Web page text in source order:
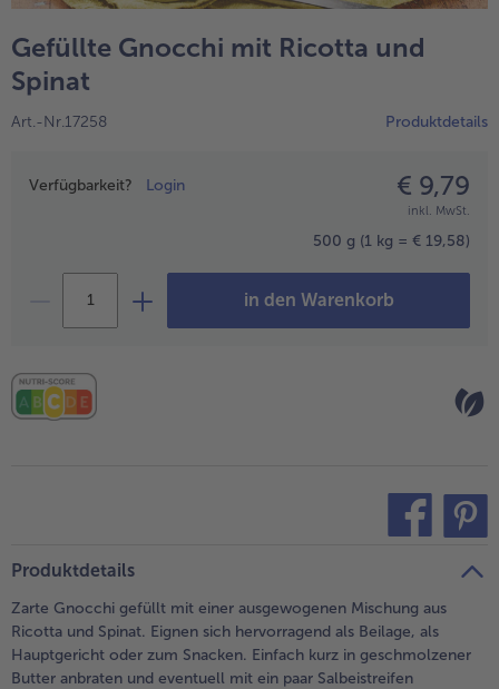
alle Obst
alle Confiserie & Feinkost
Wein & Spirituosen
Gefüllte Gnocchi mit Ricotta und
Spinat
Art.-Nr.17258 Produktdetails
Preisangabe
Verfügbarkeit? Login € 9,79
inkl. MwSt.
500 g (1 kg = € 19,58)
in den Warenkorb
Produktdetails
Zarte Gnocchi gefüllt mit einer ausgewogenen Mischung aus
Ricotta und Spinat. Eignen sich hervorragend als Beilage, als
Hauptgericht oder zum Snacken. Einfach kurz in geschmolzener
Butter anbraten und eventuell mit ein paar Salbeistreifen